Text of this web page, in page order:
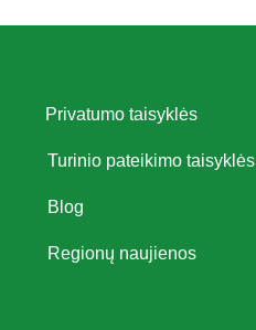
Privatumo taisyklės
Turinio pateikimo taisyklės
Blog
Regionų naujienos